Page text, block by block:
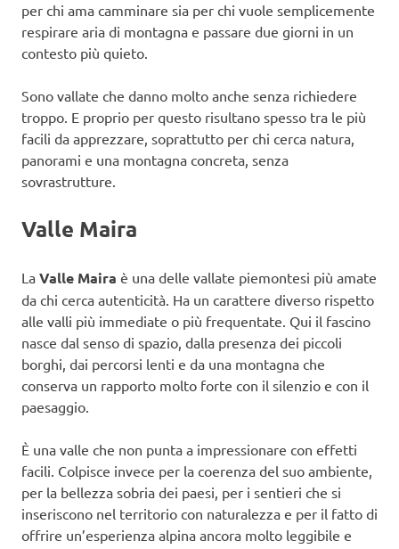
per chi ama camminare sia per chi vuole semplicemente
respirare aria di montagna e passare due giorni in un
contesto più quieto.
Sono vallate che danno molto anche senza richiedere
troppo. E proprio per questo risultano spesso tra le più
facili da apprezzare, soprattutto per chi cerca natura,
panorami e una montagna concreta, senza
sovrastrutture.
Valle Maira
La Valle Maira è una delle vallate piemontesi più amate
da chi cerca autenticità. Ha un carattere diverso rispetto
alle valli più immediate o più frequentate. Qui il fascino
nasce dal senso di spazio, dalla presenza dei piccoli
borghi, dai percorsi lenti e da una montagna che
conserva un rapporto molto forte con il silenzio e con il
paesaggio.
È una valle che non punta a impressionare con effetti
facili. Colpisce invece per la coerenza del suo ambiente,
per la bellezza sobria dei paesi, per i sentieri che si
inseriscono nel territorio con naturalezza e per il fatto di
offrire un’esperienza alpina ancora molto leggibile e